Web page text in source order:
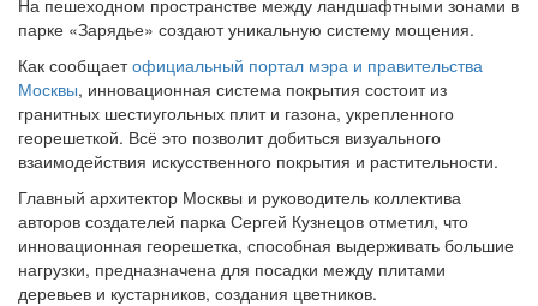
На пешеходном пространстве между ландшафтными зонами в
парке «Зарядье» создают уникальную систему мощения.
Как сообщаетофициальный портал мэра и правительства
Москвы, инновационная система покрытия состоит из
гранитных шестиугольных плит и газона, укрепленного
георешеткой. Всё это позволит добиться визуального
взаимодействия искусственного покрытия и растительности.
Главный архитектор Москвы и руководитель коллектива
авторов создателей парка Сергей Кузнецов отметил, что
инновационная георешетка, способная выдерживать большие
нагрузки, предназначена для посадки между плитами
деревьев и кустарников, создания цветников.